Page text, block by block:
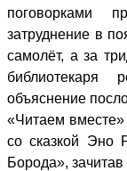
поговорками
затруднение в
самолёт, а за
библиотекаря
объяснение
«Читаем
со сказкой Эно
Борода»,